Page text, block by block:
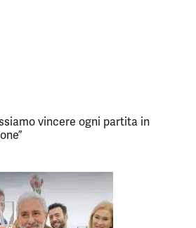
vincere ogni partita in